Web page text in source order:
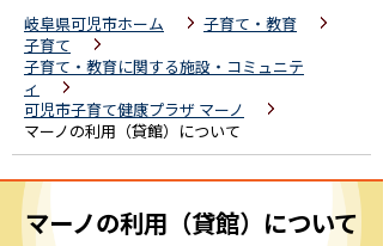
岐阜県可児市ホーム
子育て・教育
子育て
子育て・教育に関する施設・コミュニテ
ィ
可児市子育て健康プラザ マーノ
マーノの利用（貸館）について
マーノの利用（貸館）について